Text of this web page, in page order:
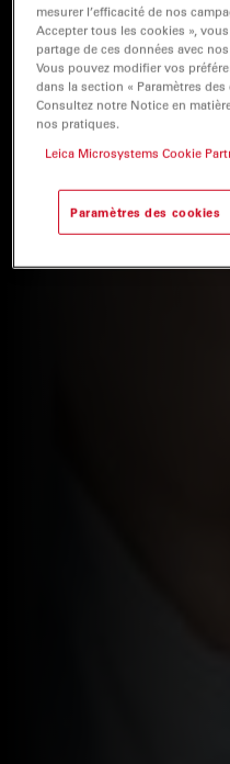
mesurer l’efficacité de nos
Accepter tous les cookies »,
partage de ces données avec
Vous pouvez modifier vos
dans la section « Paramètres
Consultez notre Notice en
nos pratiques.
Leica Microsystems Cookie
Paramètres des cookies